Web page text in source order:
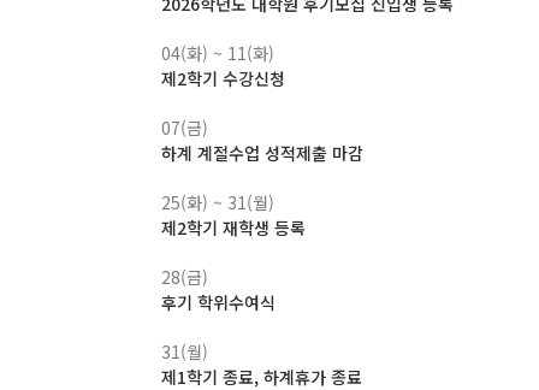
04(화) ~ 11(화)
제2학기 수강신청
07(금)
하계 계절수업 성적제출 마감
25(화) ~ 31(월)
제2학기 재학생 등록
28(금)
후기 학위수여식
31(월)
제1학기 종료, 하계휴가 종료